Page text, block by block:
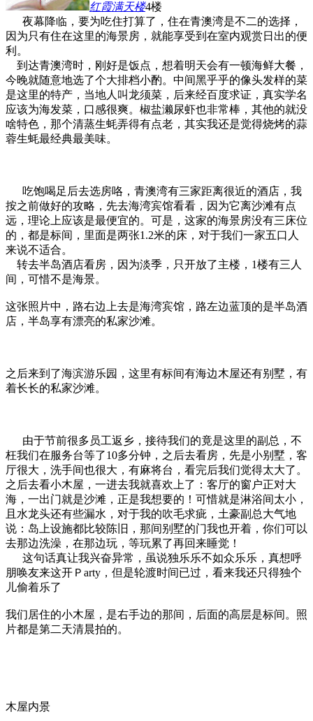
红霞满天楼4楼
夜幕降临，要为吃住打算了，住在青澳湾是不二的选择，
因为只有住在这里的海景房，就能享受到在室内观赏日出的便
利。
到达青澳湾时，刚好是饭点，想着明天会有一顿海鲜大餐，
今晚就随意地选了个大排档小酌。中间黑乎乎的像头发样的菜
是这里的特产，当地人叫龙须菜，后来经百度求证，真实学名
应该为海发菜，口感很爽。椒盐濑尿虾也非常棒，其他的就没
啥特色，那个清蒸生蚝弄得有点老，其实我还是觉得烧烤的蒜
蓉生蚝最经典最美味。
吃饱喝足后去选房咯，青澳湾有三家距离很近的酒店，我
按之前做好的攻略，先去海湾宾馆看看，因为它离沙滩有点
远，理论上应该是最便宜的。可是，这家的海景房没有三床位
的，都是标间，里面是两张1.2米的床，对于我们一家五口人
来说不适合。
转去半岛酒店看房，因为淡季，只开放了主楼，1楼有三人
间，可惜不是海景。
这张照片中，路右边上去是海湾宾馆，路左边蓝顶的是半岛酒
店，半岛享有漂亮的私家沙滩。
之后来到了海滨游乐园，这里有标间有海边木屋还有别墅，有
着长长的私家沙滩。
由于节前很多员工返乡，接待我们的竟是这里的副总，不
枉我们在服务台等了10多分钟，之后去看房，先是小别墅，客
厅很大，洗手间也很大，有麻将台，看完后我们觉得太大了。
之后去看小木屋，一进去我就喜欢上了：客厅的窗户正对大
海，一出门就是沙滩，正是我想要的！可惜就是淋浴间太小，
且水龙头还有些漏水，对于我的吹毛求疵，土豪副总大气地
说：岛上设施都比较陈旧，那间别墅的门我也开着，你们可以
去那边洗澡，在那边玩，等玩累了再回来睡觉！
这句话真让我兴奋异常，虽说独乐乐不如众乐乐，真想呼
朋唤友来这开Ｐarty，但是轮渡时间已过，看来我还只得独个
儿偷着乐了
我们居住的小木屋，是右手边的那间，后面的高层是标间。照
片都是第二天清晨拍的。
木屋内景